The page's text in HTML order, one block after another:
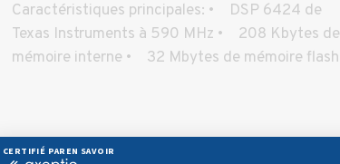
Caractéristiques principales: • DSP 6424 de
Texas Instruments à 590 MHz • 208 Kbytes de
mémoire interne • 32 Mbytes de mémoire flash